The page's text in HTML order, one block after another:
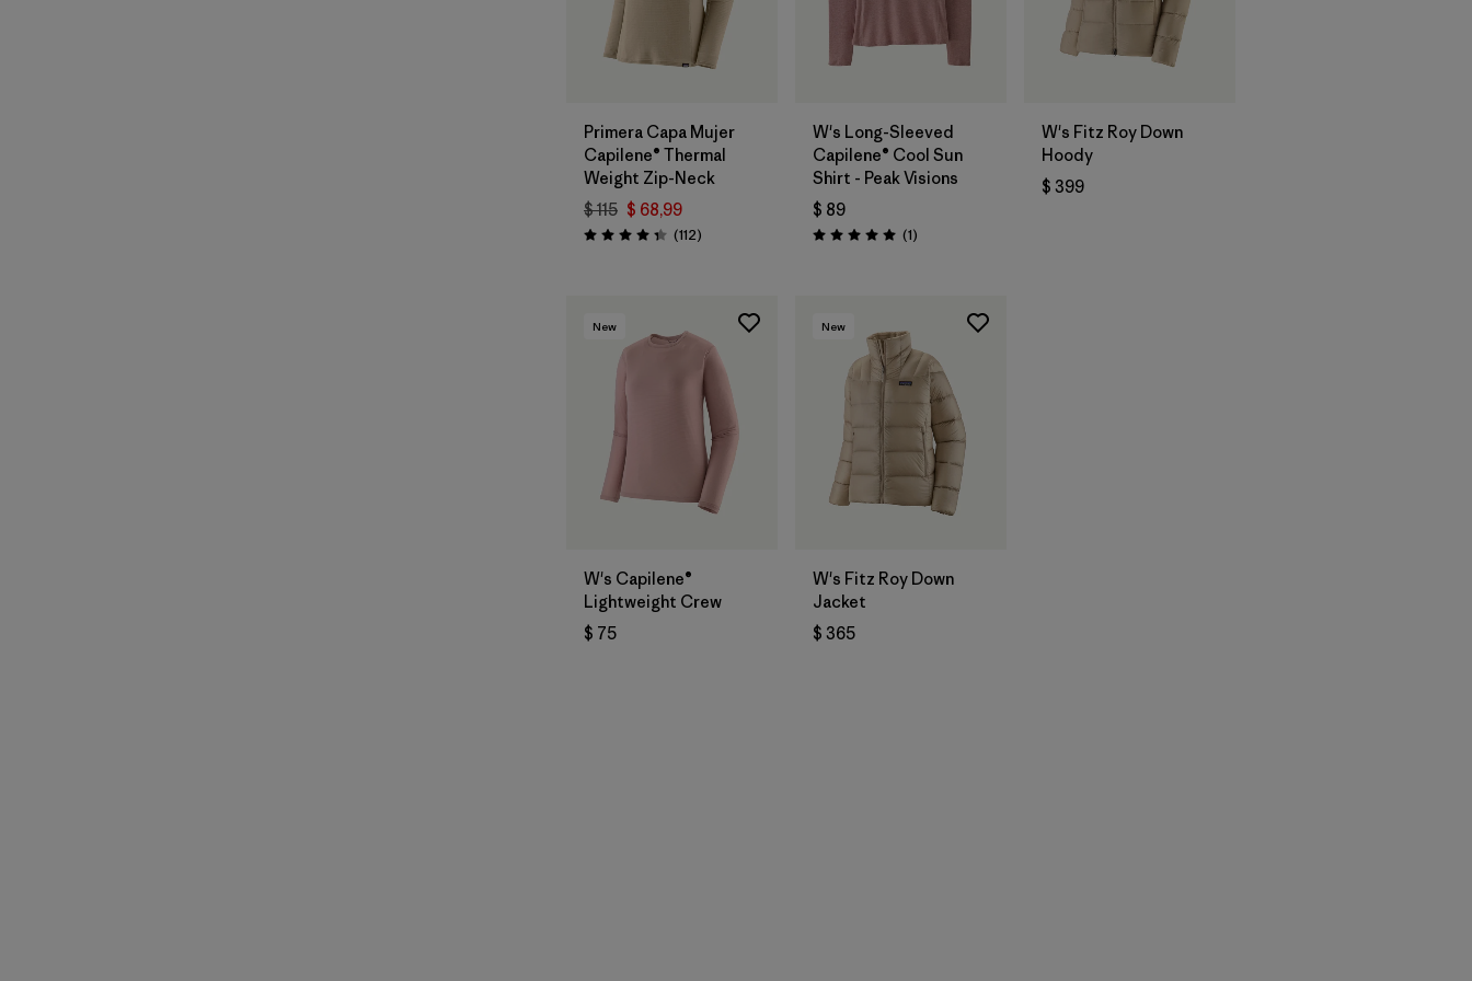
Primera Capa Mujer
Capilene® Thermal
Weight Zip-Neck
$ 115 $ 68,99
Valoración: 4.4 / 5
(112Comentarios
)
W's Long-Sleeved
Capilene® Cool Sun
Shirt - Peak Visions
$ 89
Valoración: 5.0 / 5
(1Comentarios
)
W's Fitz Roy Down
Hoody
$ 399
New
W's Capilene®
Lightweight Crew
$ 75
New
W's Fitz Roy Down
Jacket
$ 365